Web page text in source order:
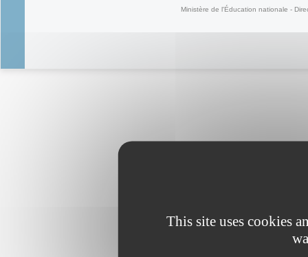
Ministère de l'Éducation nationale -
This site uses cookies